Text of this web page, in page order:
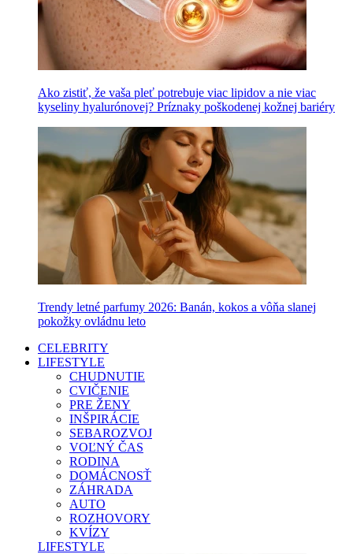
Ako zistiť, že vaša pleť potrebuje viac lipidov a nie viac
kyseliny hyalurónovej? Príznaky poškodenej kožnej bariéry
Trendy letné parfumy 2026: Banán, kokos a vôňa slanej
pokožky ovládnu leto
CELEBRITY
LIFESTYLE
CHUDNUTIE
CVIČENIE
PRE ŽENY
INŠPIRÁCIE
SEBAROZVOJ
VOĽNÝ ČAS
RODINA
DOMÁCNOSŤ
ZÁHRADA
AUTO
ROZHOVORY
KVÍZY
LIFESTYLE